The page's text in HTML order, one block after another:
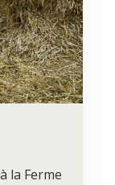
la Ferme